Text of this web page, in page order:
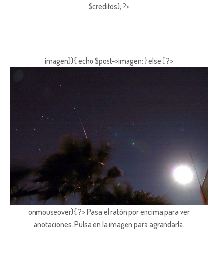
$creditos); ?>
imagen)) { echo $post->imagen; } else { ?>
onmouseover) { ?> Pasa el ratón por encima para ver
anotaciones. Pulsa en la imagen para agrandarla.